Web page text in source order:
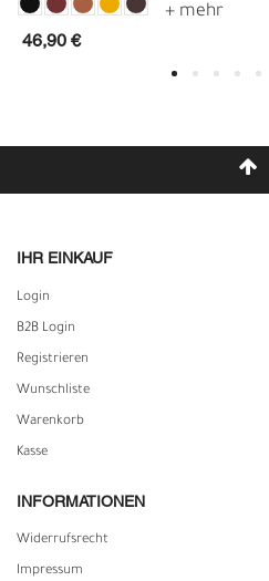
46,90 €
IHR EINKAUF
Login
B2B Login
Registrieren
Wunschliste
Warenkorb
Kasse
INFORMATIONEN
Widerrufs­recht
Impressum